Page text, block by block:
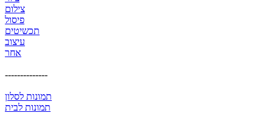
צילום
פיסול
תכשיטים
עיצוב
אחר
--------------
תמונות לסלון
תמונות לבית